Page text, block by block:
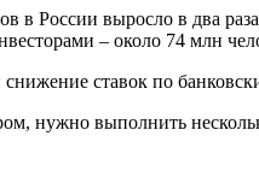
в России выросло в два
– около 74 млн
ставок по
нужно выполнить